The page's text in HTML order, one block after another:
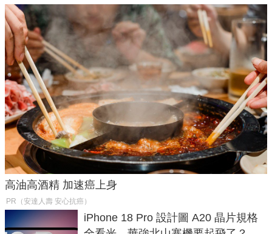
高油高酒精 加速癌上身
PR（安達人壽 安心抗癌）
iPhone 18 Pro 設計圖 A20 晶片規格